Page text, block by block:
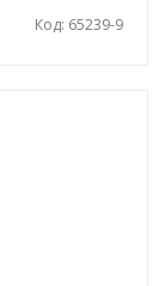
Код: 65239-9